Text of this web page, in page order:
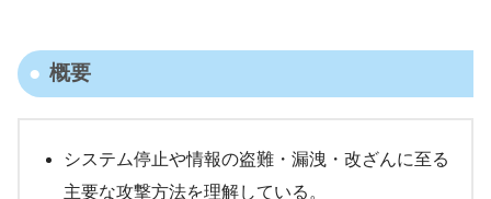
概要
システム停止や情報の盗難・漏洩・改ざんに至る
主要な攻撃方法を理解している。